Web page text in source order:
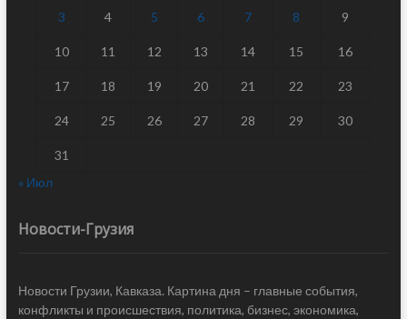
3 4 5 6 7 8 9
10 11 12 13 14 15 16
17 18 19 20 21 22 23
24 25 26 27 28 29 30
31
« Июл
Новости-Грузия
Новости Грузии, Кавказа. Картина дня – главные события,
конфликты и происшествия, политика, бизнес, экономика,